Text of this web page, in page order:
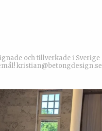
och tillverkade i Sverige
kristian@betongdesign.se